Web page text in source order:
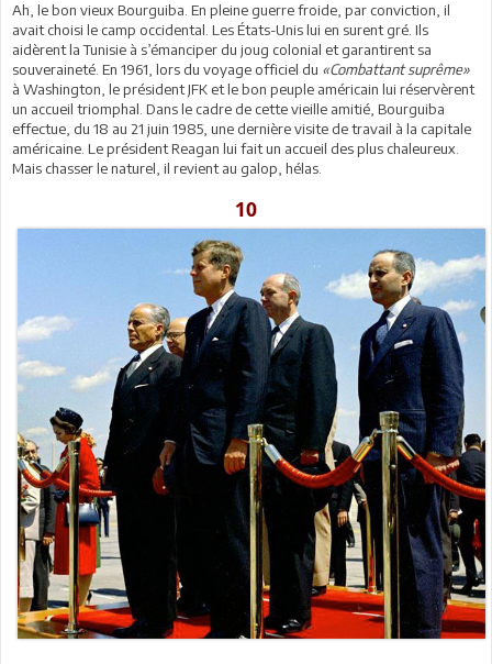
Ah, le bon vieux Bourguiba. En pleine guerre froide, par conviction, il
avait choisi le camp occidental. Les États-Unis lui en surent gré. Ils
aidèrent la Tunisie à s’émanciper du joug colonial et garantirent sa
souveraineté. En 1961, lors du voyage officiel du «Combattant suprême»
à Washington, le président JFK et le bon peuple américain lui réservèrent
un accueil triomphal. Dans le cadre de cette vieille amitié, Bourguiba
effectue, du 18 au 21 juin 1985, une dernière visite de travail à la capitale
américaine. Le président Reagan lui fait un accueil des plus chaleureux.
Mais chasser le naturel, il revient au galop, hélas.
10